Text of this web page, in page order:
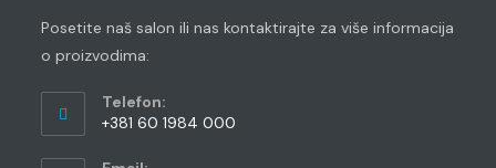
Posetite naš salon ili nas kontaktirajte za više informacija
o proizvodima:
Telefon:
+381 60 1984 000